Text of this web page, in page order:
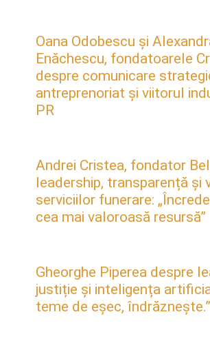
Oana Odobescu și
Enăchescu, fondatoarele
despre comunicare
antreprenoriat și viitorul
PR
Andrei Cristea, fondator
leadership, transparență și
serviciilor funerare:
cea mai valoroasă resursă”
Gheorghe Piperea despre
justiție și inteligența
teme de eșec, îndrăznește.”